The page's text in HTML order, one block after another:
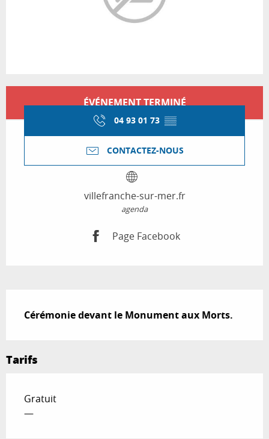
Ouverture et coordonnées
ÉVÉNEMENT TERMINÉ
04 93 01 73 ▒▒
CONTACTEZ-NOUS
villefranche-sur-mer.fr
agenda
Page Facebook
Cérémonie devant le Monument aux Morts.
Tarifs
Gratuit
—